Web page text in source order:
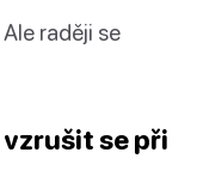
raději se
vzrušit se při